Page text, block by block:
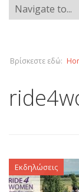
Βρίσκεστε εδώ:
Εκδηλώσεις